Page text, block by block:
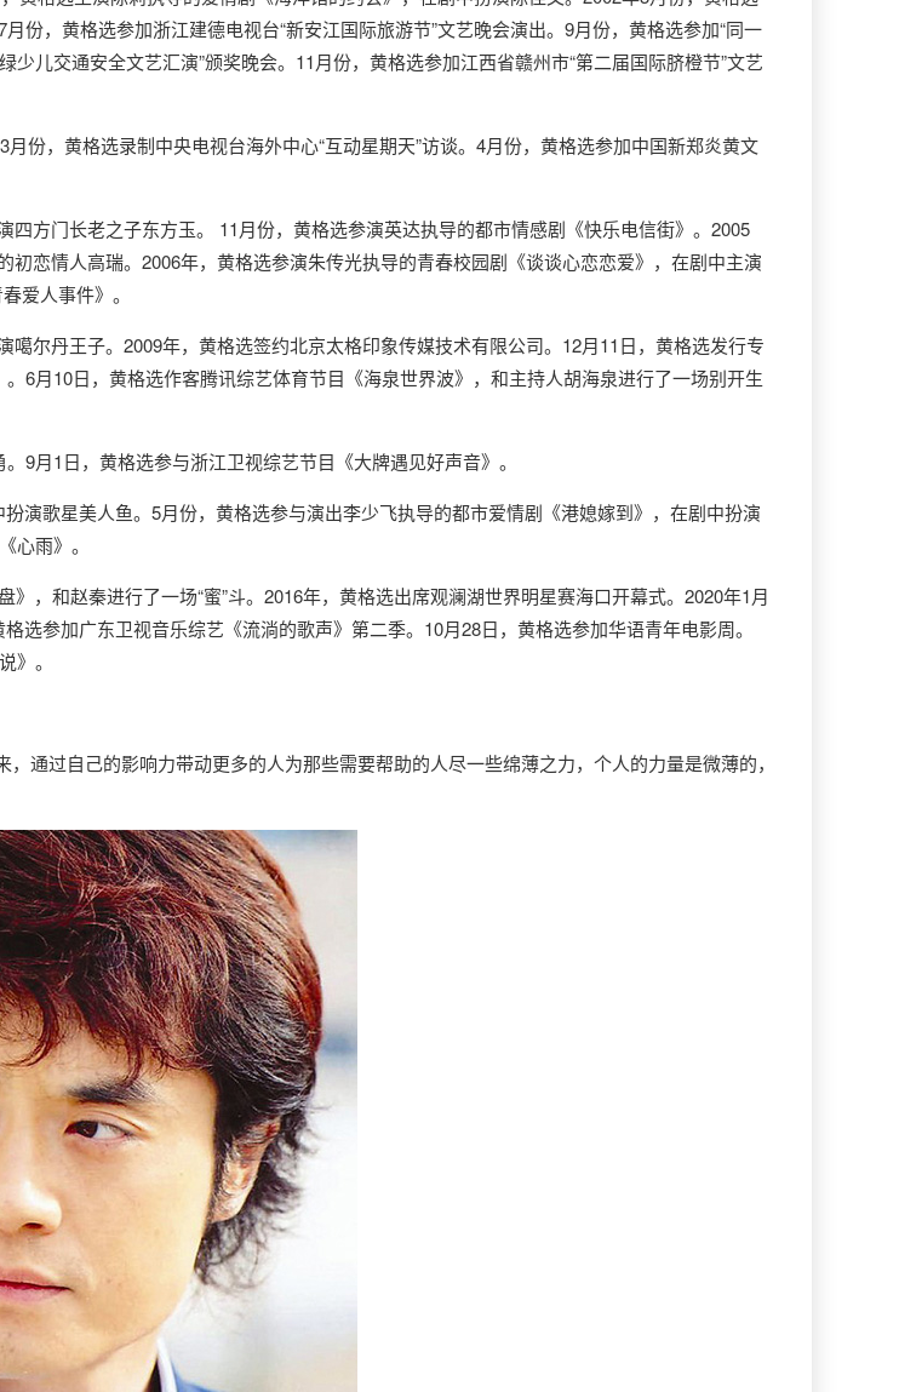
份，黄格选参加浙江建德电视台“新安江国际旅游节”文艺晚会演出。9月份，黄格选参加“同一
少儿交通安全文艺汇演”颁奖晚会。11月份，黄格选参加江西省赣州市“第二届国际脐橙节”文艺
，黄格选录制中央电视台海外中心“互动星期天”访谈。4月份，黄格选参加中国新郑炎黄文
方门长老之子东方玉。 11月份，黄格选参演英达执导的都市情感剧《快乐电信街》。2005
恋情人高瑞。2006年，黄格选参演朱传光执导的青春校园剧《谈谈心恋恋爱》，在剧中主演
爱人事件》。
丹王子。2009年，黄格选签约北京太格印象传媒技术有限公司。12月11日，黄格选发行专
6月10日，黄格选作客腾讯综艺体育节目《海泉世界波》，和主持人胡海泉进行了一场别开生
月1日，黄格选参与浙江卫视综艺节目《大牌遇见好声音》。
歌星美人鱼。5月份，黄格选参与演出李少飞执导的都市爱情剧《港媳嫁到》，在剧中扮演
心雨》。
和赵秦进行了一场“蜜”斗。2016年，黄格选出席观澜湖世界明星赛海口开幕式。2020年1月
选参加广东卫视音乐综艺《流淌的歌声》第二季。10月28日，黄格选参加华语青年电影周。
》。
过自己的影响力带动更多的人为那些需要帮助的人尽一些绵薄之力，个人的力量是微薄的，